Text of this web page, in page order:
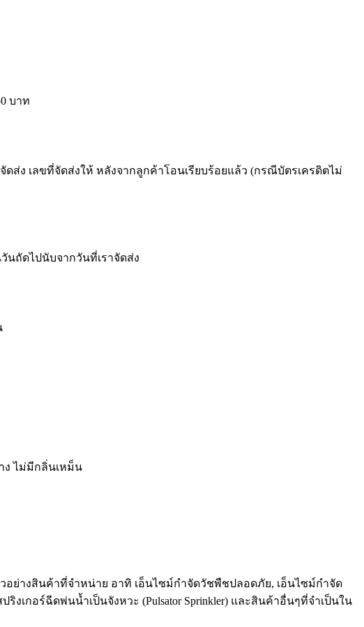
บาท
ง เลขที่จัดส่งให้ หลังจากลูกค้าโอนเรียบร้อยแล้ว (กรณีบัตรเครดิตไม่
นถัดไปนับจากวันที่เราจัดส่ง
ง ไม่มีกลิ่นเหม็น
ย่างสินค้าที่จำหน่าย อาทิ เอ็นไซม์กำจัดวัชพืชปลอดภัย, เอ็นไซม์กำจัด
กอร์ฉีดพ่นน้ำเป็นจังหวะ (Pulsator Sprinkler) และสินค้าอื่นๆที่จำเป็นใน